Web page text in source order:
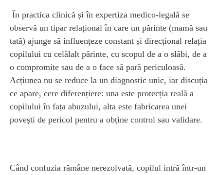
În practica clinică și în expertiza medico-legală se
observă un tipar relațional în care un părinte (mamă sau
tată) ajunge să influențeze constant și direcțional relația
copilului cu celălalt părinte, cu scopul de a o slăbi, de a
o compromite sau de a o face să pară periculoasă.
Acțiunea nu se reduce la un diagnostic unic, iar discuția
ce apare, cere diferențiere: una este protecția reală a
copilului în fața abuzului, alta este fabricarea unei
povești de pericol pentru a obține control sau validare.
Când confuzia rămâne nerezolvată, copilul intră într-un